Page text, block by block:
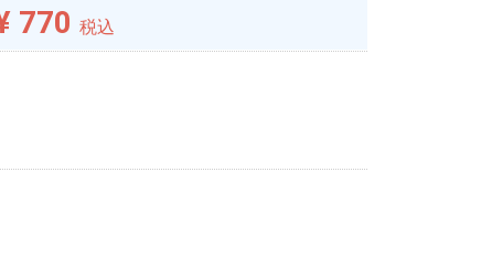
770 税込